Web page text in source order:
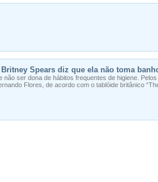
Britney Spears diz que ela não toma
não ser dona de hábitos frequentes de higiene.
Flores, de acordo com o tablóide britânico